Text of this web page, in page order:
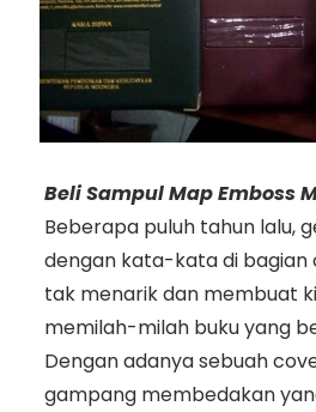
Beli Sampul Map Emboss
Beberapa puluh tahun lalu,
dengan kata-kata di bagian
tak menarik dan membuat
memilah-milah buku yang
Dengan adanya sebuah
gampang membedakan